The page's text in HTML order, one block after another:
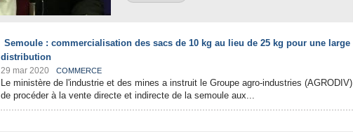
Semoule : commercialisation des sacs de 10 kg au lieu de 25 kg pour une large
distribution
29 mar 2020 COMMERCE
Le ministère de l'industrie et des mines a instruit le Groupe agro-industries (AGRODIV)
de procéder à la vente directe et indirecte de la semoule aux...